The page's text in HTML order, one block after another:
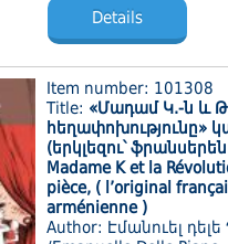
Details
Item number: 101308
Title: «Մադամ Կ.-ն և
հեղափոխությունը»
(երկլեզու՝
Madame K et la
pièce, ( l’original
arménienne )
Author: Էմանուել